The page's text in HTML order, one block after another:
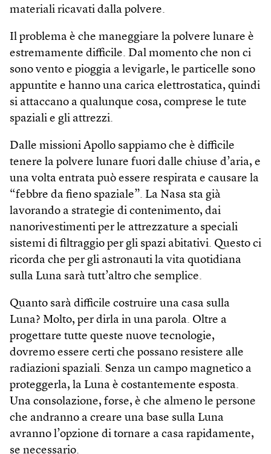
materiali ricavati dalla polvere.
Il problema è che maneggiare la polvere lunare è
estremamente difficile. Dal momento che non ci
sono vento e pioggia a levigarle, le particelle sono
appuntite e hanno una carica elettrostatica, quindi
si attaccano a qualunque cosa, comprese le tute
spaziali e gli attrezzi.
Dalle missioni Apollo sappiamo che è difficile
tenere la polvere lunare fuori dalle chiuse d’aria, e
una volta entrata può essere respirata e causare la
“febbre da fieno spaziale”. La Nasa sta già
lavorando a strategie di contenimento, dai
nanorivestimenti per le attrezzature a speciali
sistemi di filtraggio per gli spazi abitativi. Questo ci
ricorda che per gli astronauti la vita quotidiana
sulla Luna sarà tutt’altro che semplice.
Quanto sarà difficile costruire una casa sulla
Luna? Molto, per dirla in una parola. Oltre a
progettare tutte queste nuove tecnologie,
dovremo essere certi che possano resistere alle
radiazioni spaziali. Senza un campo magnetico a
proteggerla, la Luna è costantemente esposta.
Una consolazione, forse, è che almeno le persone
che andranno a creare una base sulla Luna
avranno l’opzione di tornare a casa rapidamente,
se necessario.